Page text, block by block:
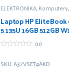
ELEKTRONIKA,Komputery,
Laptop HP EliteBook
5 135U 16GB 512GB
5
(0)
SKU: A37VSET#AKD